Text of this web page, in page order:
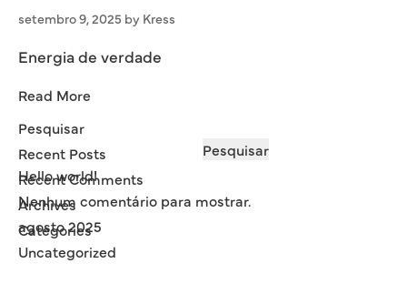
setembro 9, 2025 by Kress
Energia de verdade
Read More
Pesquisar
Pesquisar
Recent Posts
Hello world!
Recent Comments
Nenhum comentário para mostrar.
Archives
agosto 2025
Categories
Uncategorized